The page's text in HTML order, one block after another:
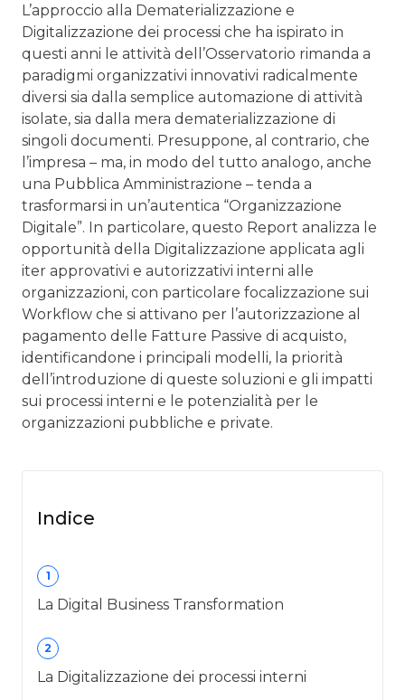
L’approccio alla Dematerializzazione e
Digitalizzazione dei processi che ha ispirato in
questi anni le attività dell’Osservatorio rimanda a
paradigmi organizzativi innovativi radicalmente
diversi sia dalla semplice automazione di attività
isolate, sia dalla mera dematerializzazione di
singoli documenti. Presuppone, al contrario, che
l’impresa – ma, in modo del tutto analogo, anche
una Pubblica Amministrazione – tenda a
trasformarsi in un’autentica “Organizzazione
Digitale”. In particolare, questo Report analizza le
opportunità della Digitalizzazione applicata agli
iter approvativi e autorizzativi interni alle
organizzazioni, con particolare focalizzazione sui
Workflow che si attivano per l’autorizzazione al
pagamento delle Fatture Passive di acquisto,
identificandone i principali modelli, la priorità
dell’introduzione di queste soluzioni e gli impatti
sui processi interni e le potenzialità per le
organizzazioni pubbliche e private.
Indice
1
La Digital Business Transformation
2
La Digitalizzazione dei processi interni